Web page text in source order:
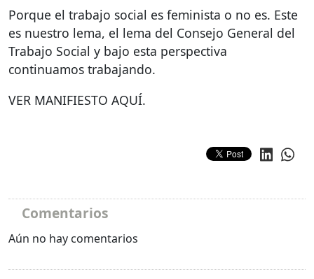
Porque el trabajo social es feminista o no es. Este
es nuestro lema, el lema del Consejo General del
Trabajo Social y bajo esta perspectiva
continuamos trabajando.
VER MANIFIESTO AQUÍ.
Comentarios
Aún no hay comentarios